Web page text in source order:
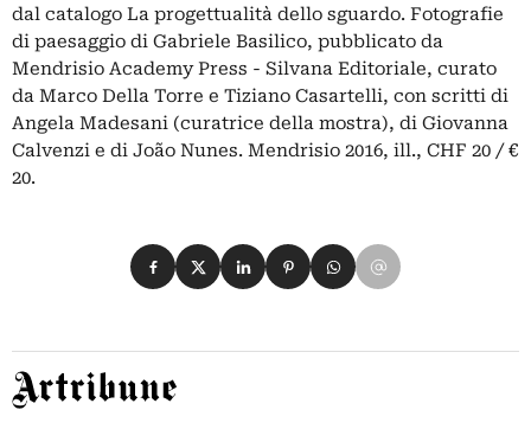
dal catalogo La progettualità dello sguardo. Fotografie
di paesaggio di Gabriele Basilico, pubblicato da
Mendrisio Academy Press - Silvana Editoriale, curato
da Marco Della Torre e Tiziano Casartelli, con scritti di
Angela Madesani (curatrice della mostra), di Giovanna
Calvenzi e di João Nunes. Mendrisio 2016, ill., CHF 20 / €
20.
Condividi su Facebook
Condividi su X
Condividi su LinkedIn
Condividi su Pinterest
Condividi su WhatsApp
Condividi su Email
Artribune